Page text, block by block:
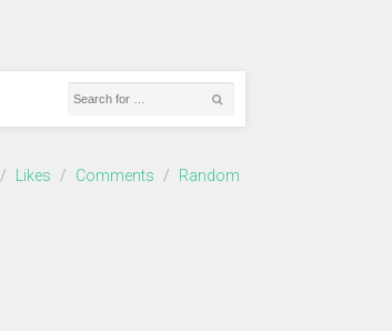
/ Likes / Comments / Random